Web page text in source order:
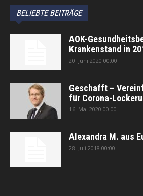
BELIEBTE BEITRÄGE
AOK-
Krankenstand in
20. Juni 2020 00:00
Geschafft –
für Corona-
16. Mai 2020 00:00
Alexandra M. aus
28. Juli 2018 00:00